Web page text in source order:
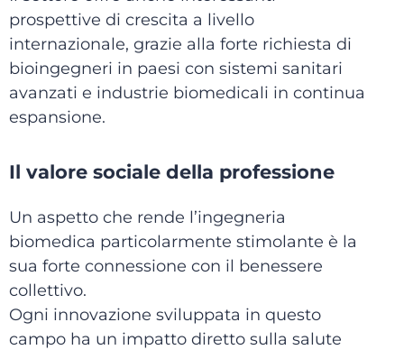
prospettive di crescita a livello
internazionale, grazie alla forte richiesta di
bioingegneri in paesi con sistemi sanitari
avanzati e industrie biomedicali in continua
espansione.
Il valore sociale della professione
Un aspetto che rende l’ingegneria
biomedica particolarmente stimolante è la
sua forte connessione con il benessere
collettivo.
Ogni innovazione sviluppata in questo
campo ha un impatto diretto sulla salute